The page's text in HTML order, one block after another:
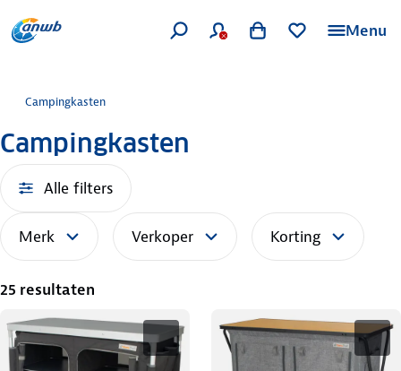
Menu
Campingkasten
Campingkasten
Alle filters
Merk Verkoper Korting
25 resultaten